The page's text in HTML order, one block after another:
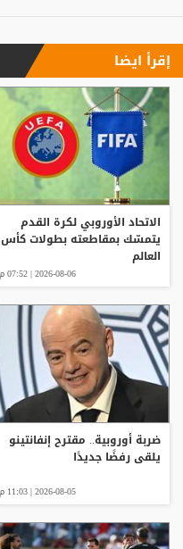
إقرأ ايضا
الاتحاد الأوروبي لكرة القدم
يتمسّك بمقاطعته بطولات كأس
العالم
2026-08-06 | 07:52 م
ضربة أوروبية.. مقترح إنفانتينو
يلقى رفضًا جديدًا
2026-08-05 | 11:03 م